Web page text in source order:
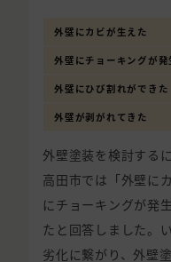
外壁にカビが生えた
外壁にチョーキングが発
外壁にひび割れができた
外壁が剥がれてきた
外壁塗装を検討する
高田市では「外壁に
にチョーキングが発
たと回答しました。
劣化に繋がり、外壁